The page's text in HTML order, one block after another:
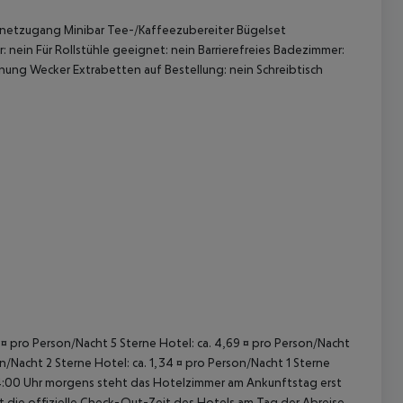
Minibar Tee-/Kaffeezubereiter Bügelset
nein Für Rollstühle geeignet: nein Barrierefreies Badezimmer:
Wecker Extrabetten auf Bestellung: nein Schreibtisch
Person/Nacht 5 Sterne Hotel: ca. 4,69 ¤ pro Person/Nacht
2 Sterne Hotel: ca. 1,34 ¤ pro Person/Nacht 1 Sterne
Uhr morgens steht das Hotelzimmer am Ankunftstag erst